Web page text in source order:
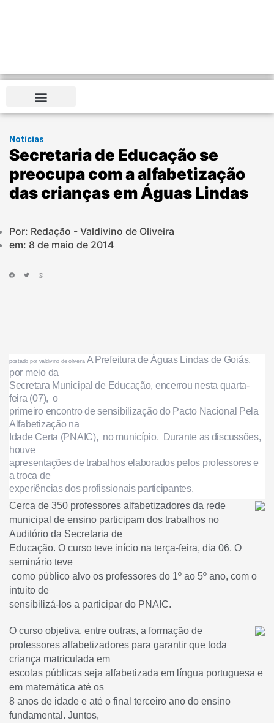
Notícias
Secretaria de Educação se
preocupa com a alfabetização
das crianças em Águas Lindas
Por: Redação - Valdivino de Oliveira
em: 8 de maio de 2014
postado por valdivino de oliveira A Prefeitura de Águas Lindas de Goiás,
por meio da
Secretara Municipal de Educação, encerrou nesta quarta-
feira (07), o
primeiro encontro de sensibilização do Pacto Nacional Pela
Alfabetização na
Idade Certa (PNAIC), no município. Durante as discussões,
houve
apresentações de trabalhos elaborados pelos professores e
a troca de
experiências dos profissionais participantes.
Cerca de 350 professores alfabetizadores da rede
municipal de ensino participam dos trabalhos no
Auditório da Secretaria de
Educação. O curso teve início na terça-feira, dia 06. O
seminário teve
como público alvo os professores do 1º ao 5º ano, com o
intuito de
sensibilizá-los a participar do PNAIC.
O curso objetiva, entre outras, a formação de
professores alfabetizadores para garantir que toda
criança matriculada em
escolas públicas seja alfabetizada em língua portuguesa e
em matemática até os
8 anos de idade e até o final terceiro ano do ensino
fundamental. Juntos,